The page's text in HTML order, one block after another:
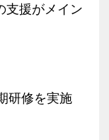
支援がメイン
研修を実施